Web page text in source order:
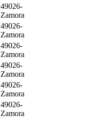
49026-
Zamora
49026-
Zamora
49026-
Zamora
49026-
Zamora
49026-
Zamora
49026-
Zamora